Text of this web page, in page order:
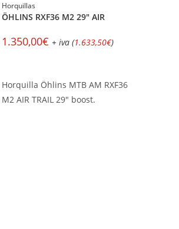
Horquillas
ÖHLINS RXF36 M2 29″ AIR
1.350,00€ + iva (1.633,50€)
Horquilla Öhlins MTB AM RXF36
M2 AIR TRAIL 29" boost.